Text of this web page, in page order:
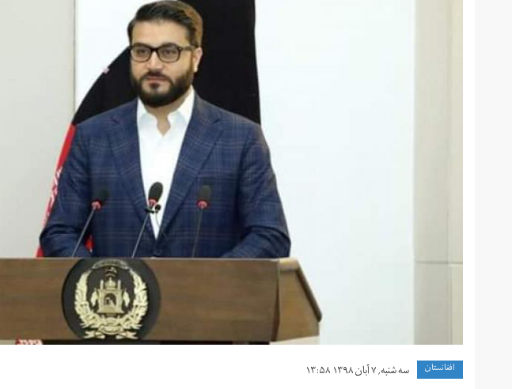
افغانستان سه شنبه, ۷ آبان ۱۳۹۸ ۱۳:۵۸